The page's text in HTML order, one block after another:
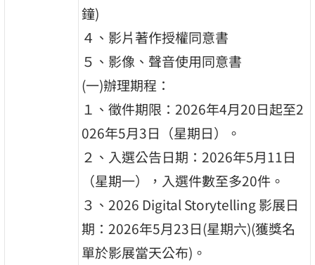
鐘)
４、影片著作授權同意書
５、影像、聲音使用同意書
(一)辦理期程：
１、徵件期限：2026年4月20日起至2
026年5月3日（星期日）。
２、入選公告日期：2026年5月11日
（星期一），入選件數至多20件。
３、2026 Digital Storytelling 影展日
期：2026年5月23日(星期六)(獲獎名
單於影展當天公布)。